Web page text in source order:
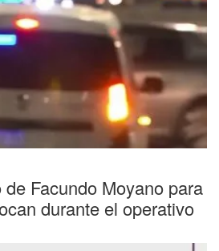
Facundo Moyano para
durante el operativo